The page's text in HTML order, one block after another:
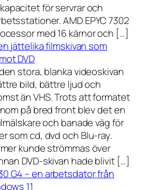
för servrar och
AMD EPYC 7302
med 16 kärnor och […]
jättelika filmskivan som
DVD
stora, blanka videoskivan
bild, bättre ljud och
än VHS. Trots att formatet
på bred front blev det en
och banade väg för
som cd, dvd och Blu-ray.
kunde strömmas över
DVD-skivan hade blivit […]
G4 – en arbetsdator från
11